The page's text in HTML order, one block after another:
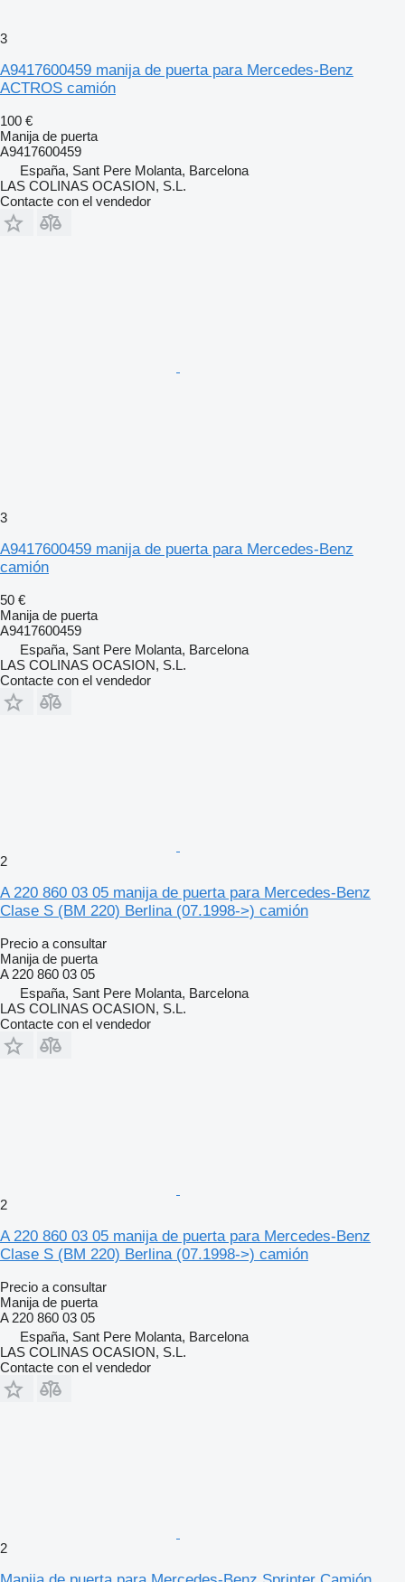
3
A9417600459 manija de puerta para Mercedes-Benz
ACTROS camión
100 €
Manija de puerta
A9417600459
España, Sant Pere Molanta, Barcelona
LAS COLINAS OCASION, S.L.
Contacte con el vendedor
3
A9417600459 manija de puerta para Mercedes-Benz
camión
50 €
Manija de puerta
A9417600459
España, Sant Pere Molanta, Barcelona
LAS COLINAS OCASION, S.L.
Contacte con el vendedor
2
A 220 860 03 05 manija de puerta para Mercedes-Benz
Clase S (BM 220) Berlina (07.1998->) camión
Precio a consultar
Manija de puerta
A 220 860 03 05
España, Sant Pere Molanta, Barcelona
LAS COLINAS OCASION, S.L.
Contacte con el vendedor
2
A 220 860 03 05 manija de puerta para Mercedes-Benz
Clase S (BM 220) Berlina (07.1998->) camión
Precio a consultar
Manija de puerta
A 220 860 03 05
España, Sant Pere Molanta, Barcelona
LAS COLINAS OCASION, S.L.
Contacte con el vendedor
2